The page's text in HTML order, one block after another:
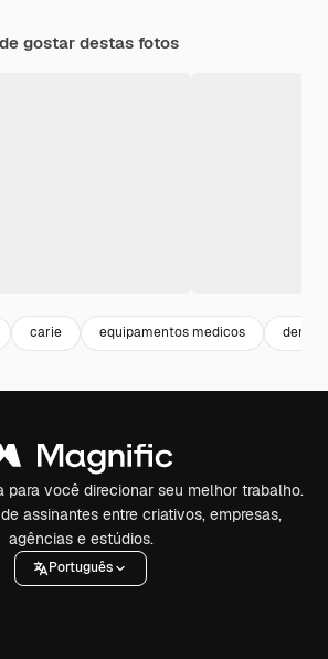
gostar destas fotos
carie equipamentos medicos
para você direcionar seu melhor trabalho.
assinantes entre criativos, empresas,
agências e estúdios.
Português